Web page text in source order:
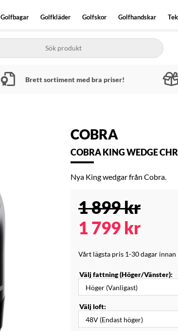
Golfbagar Golfkläder Golfskor Golfhandskar
Brett sortiment med bra priser!
COBRA
COBRA KING WEDGE
Nya King wedgar från Cobra.
1 899kr
1 799 kr
Vårt lägsta pris 1-30 dagar
Välj fattning (Höger/Vänster):
Välj loft: